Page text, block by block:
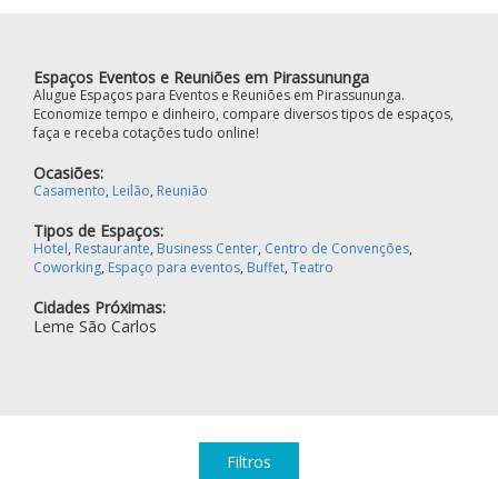
Filtros
Espaços Eventos e Reuniões em Pirassununga
Alugue Espaços para Eventos e Reuniões em Pirassununga.
Economize tempo e dinheiro, compare diversos tipos de espaços,
faça e receba cotações tudo online!
Ocasiões:
Casamento, Leilão, Reunião
Tipos de Espaços:
Hotel, Restaurante, Business Center, Centro de Convenções,
Coworking, Espaço para eventos, Buffet, Teatro
Cidades Próximas:
Leme São Carlos